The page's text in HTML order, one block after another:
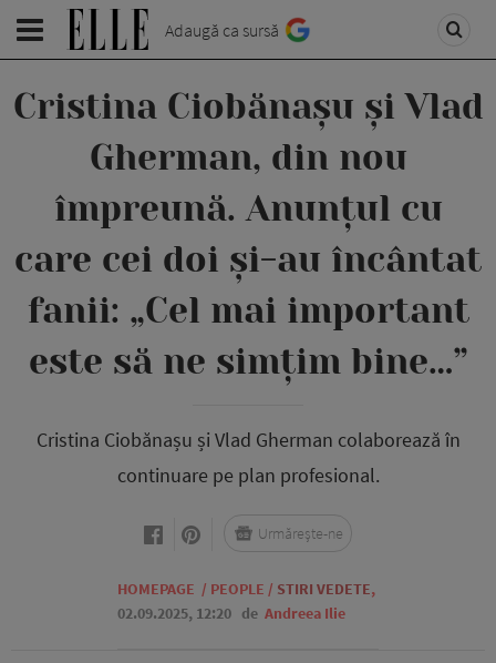
Adaugă ca sursă
Cristina Ciobănașu și Vlad
Gherman, din nou
împreună. Anunțul cu
care cei doi și-au încântat
fanii: „Cel mai important
este să ne simțim bine…”
Cristina Ciobănașu și Vlad Gherman colaborează în
continuare pe plan profesional.
HOMEPAGE / PEOPLE / STIRI VEDETE,
02.09.2025, 12:20 de Andreea Ilie
Urmărește-ne